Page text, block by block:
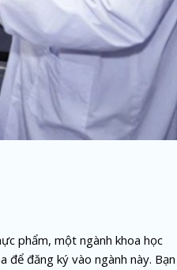
phẩm, một ngành khoa học
đăng ký vào ngành này. Bạn